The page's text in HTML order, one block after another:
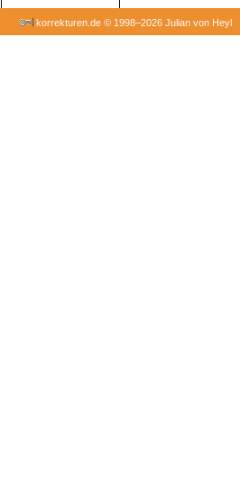
korrekturen.de © 1998–2026 Julian von Heyl